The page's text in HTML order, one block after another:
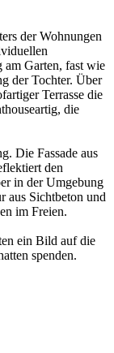
der Wohnungen
am Garten, fast wie
der Tochter. Über
Terrasse die
die
Die Fassade aus
den
in der Umgebung
aus Sichtbeton und
im Freien.
ein Bild auf die
spenden.